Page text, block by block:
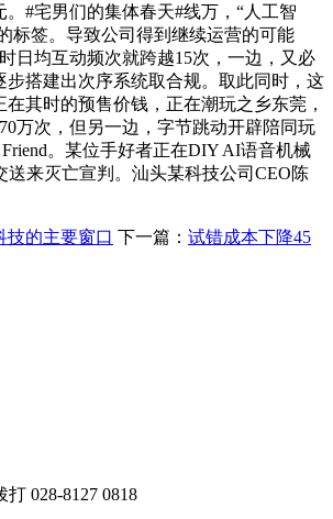
。#宅男们的集体春天#线万，“人工智
标签。导致公司得到继续运营的可能
日均互动频次就跨越15次，一边，又必
步搭建出次序系统取合规。取此同时，这
其时的预售价钱，正在潮玩之乡东莞，
万次，但另一边，字节跳动开辟陪同玩
。某位手好者正在DIY AI语音机械
送来灭亡宣判。汕头某科技公司CEO陈
技的主要窗口 下一篇： 试错成本下降45
打 028-8127 0818